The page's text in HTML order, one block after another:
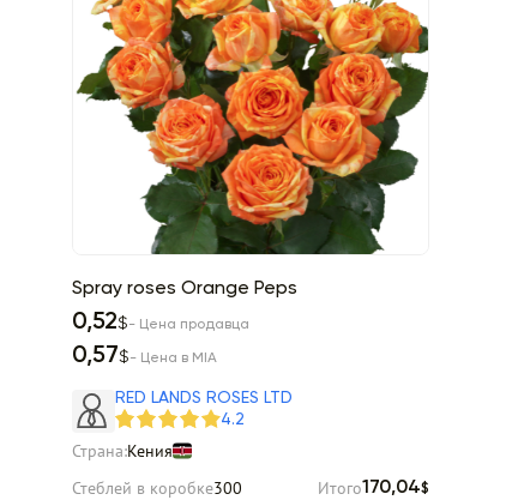
Spray roses Orange Peps
0,52$- Цена продавца
0,57$- Цена в MIA
RED LANDS ROSES LTD
4.2
Страна:Кения
Стеблей в коробке300 Итого170,04$